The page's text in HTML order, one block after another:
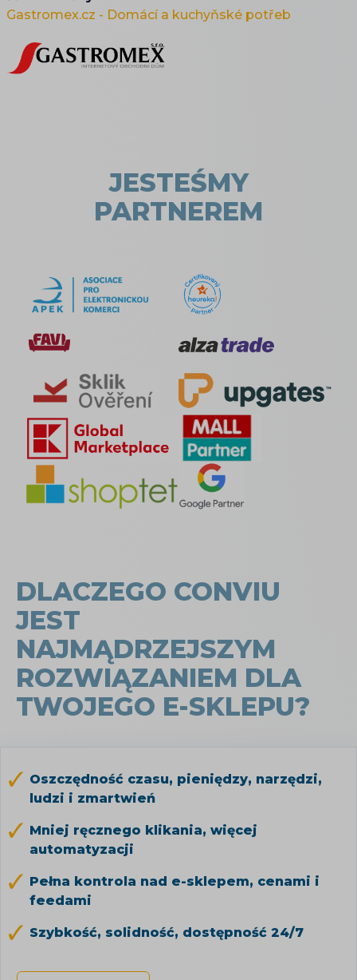
Gastromex.cz - Domácí a kuchyňské potřeb
JESTEŚMY
PARTNEREM
DLACZEGO CONVIU
JEST
NAJMĄDRZEJSZYM
ROZWIĄZANIEM DLA
TWOJEGO E-SKLEPU?
Oszczędność czasu, pieniędzy, narzędzi,
ludzi i zmartwień
Mniej ręcznego klikania, więcej
automatyzacji
Pełna kontrola nad e-sklepem, cenami i
feedami
Szybkość, solidność, dostępność 24/7